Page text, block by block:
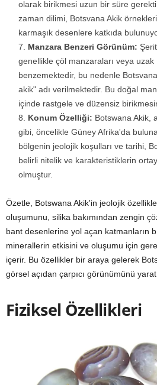
olarak birikmesi uzun bir süre
zaman dilimi, Botsvana Akik
karmaşık desenlere katkıda
Manzara Benzeri Görünüm:
genellikle çöl manzaraları veya
benzemektedir, bu nedenle
akik" adı verilmektedir. Bu doğal
içinde rastgele ve düzensiz
Konum Özelliği: Botswana Akik,
gibi, öncelikle Güney Afrika'da
bölgenin jeolojik koşulları ve tarihi,
belirli nitelik ve karakteristiklerin
olmuştur.
Özetle, Botswana Akik'in jeolojik
oluşumunu, silika bakımından zengin
bant desenlerine yol açan katmanların
minerallerin etkisini ve oluşumu için
içerir. Bu özellikler bir araya gelerek
görsel açıdan çarpıcı görünümünü
Fiziksel Özellikleri